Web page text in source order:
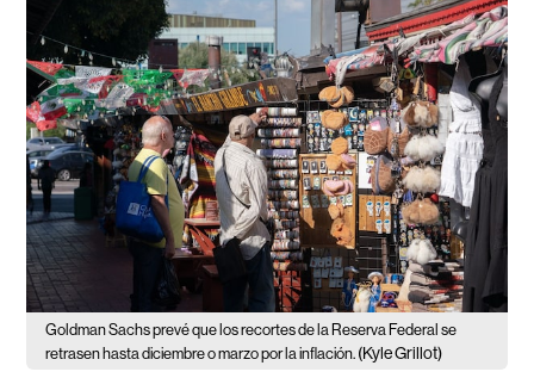
Goldman Sachs prevé que los recortes de la Reserva Federal se
retrasen hasta diciembre o marzo por la inflación. (Kyle Grillot)